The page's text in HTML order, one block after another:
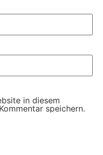
in diesem
speichern.